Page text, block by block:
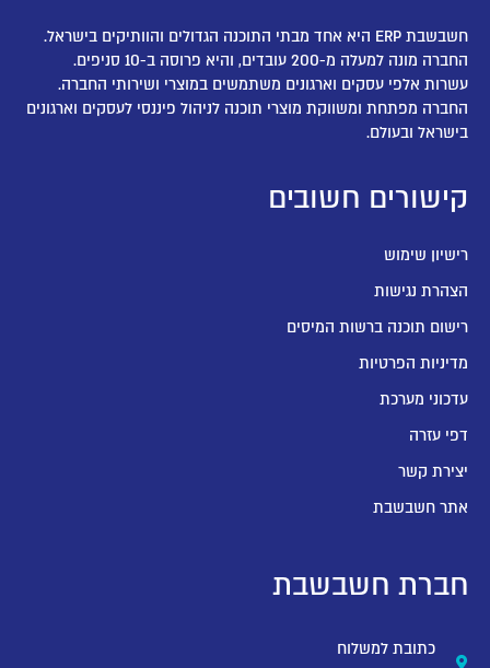
חשבשבת ERP היא אחד מבתי התוכנה הגדולים והוותיקים בישראל.
החברה מונה למעלה מ-200 עובדים, והיא פרוסה ב-10 סניפים.
עשרות אלפי עסקים וארגונים משתמשים במוצרי ושירותי החברה.
החברה מפתחת ומשווקת מוצרי תוכנה לניהול פיננסי לעסקים וארגונים
בישראל ובעולם.
קישורים חשובים
רישיון שימוש
הצהרת נגישות
רישום תוכנה ברשות המיסים
מדיניות הפרטיות
עדכוני מערכת
דפי עזרה
יצירת קשר
אתר חשבשבת
חברת חשבשבת
כתובת למשלוח